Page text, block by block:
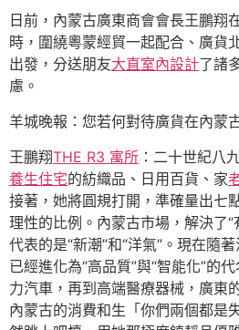
日前，內蒙古廣東商會會長王鵬翔
時，圍繞粵蒙經貿一起配合、廣貨
出發，分送朋友大直室內設計了諸
慮。
羊城晚報：您若何對待廣貨在內蒙
王鵬翔THE R3 寓所 ：二十世紀八
養生住宅的紡織品、日用百貨、家
接著，她將圓規打開，準確量出七
理性的比例。內蒙古市場，解決了
代表的是“新潮”和“洋氣”。現在隨
已經進化為“高品質”與“智能化”的
力汽車，再到高端醫療器械，廣東
內蒙古的消費和生「你們兩個都是